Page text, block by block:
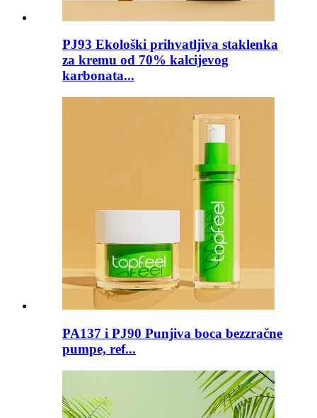
PJ93 Ekološki prihvatljiva staklenka
za kremu od 70% kalcijevog
karbonata...
PA137 i PJ90 Punjiva boca bezzračne
pumpe, ref...